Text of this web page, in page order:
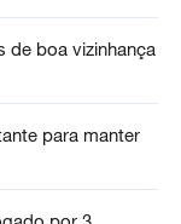
de boa vizinhança
para manter